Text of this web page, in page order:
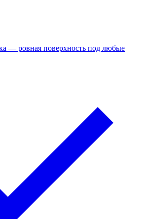
— ровная поверхность под любые